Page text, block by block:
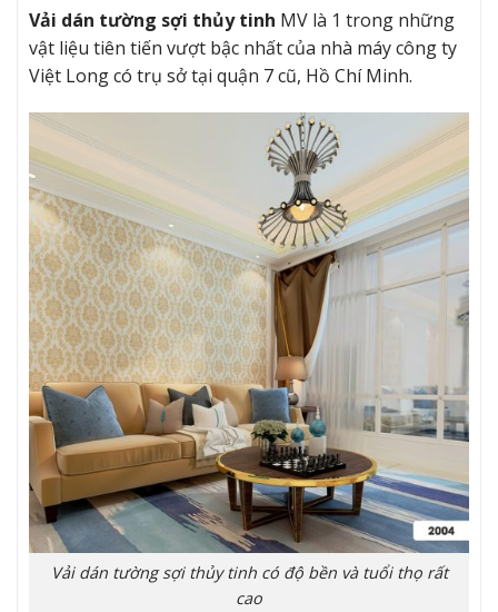
Vải dán tường sợi thủy tinh MV là 1 trong những
vật liệu tiên tiến vượt bậc nhất của nhà máy công ty
Việt Long có trụ sở tại quận 7 cũ, Hồ Chí Minh.
Vải dán tường sợi thủy tinh có độ bền và tuổi thọ rất
cao